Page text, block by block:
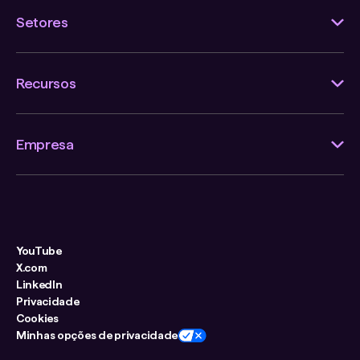
Setores
Recursos
Empresa
YouTube
X.com
LinkedIn
Privacidade
Cookies
Minhas opções de privacidade